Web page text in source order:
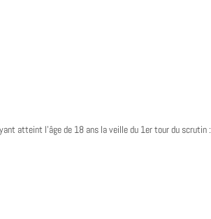
atteint l’âge de 18 ans la veille du 1er tour du scrutin :